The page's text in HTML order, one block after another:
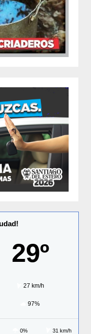
29º
27 km/h
97%
0% 31 km/h